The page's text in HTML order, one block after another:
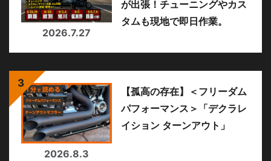
2026.7.27
が出張！チューニングやカス
タムも現地で即日作業。
2026.8.3
【孤高の存在】＜フリーダム
パフォーマンス＞「デクラレ
イション ターンアウト」